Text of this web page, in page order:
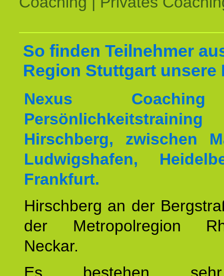
So finden Teilnehmer
Region Stuttgart unsere
Nexus
Hirschberg, zwischen
Ludwigshafen,
Frankfurt.
Hirschberg an der
der Metropolregion
Neckar.